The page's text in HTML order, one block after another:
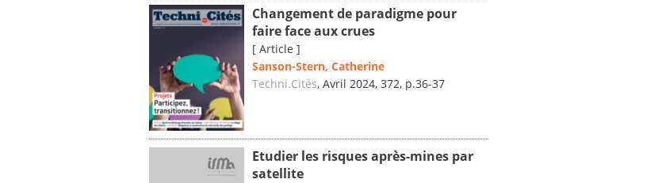
Changement de paradigme pour
faire face aux crues
[ Article ]
Sanson-Stern, Catherine
Techni.Cités, Avril 2024, 372, p.36-37
Etudier les risques après-mines par
satellite